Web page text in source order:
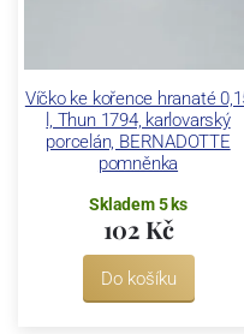
Víčko ke kořence hranaté
l, Thun 1794, karlovarský
porcelán, BERNADOTTE
pomněnka
Skladem 5 ks
102 Kč
Do košíku